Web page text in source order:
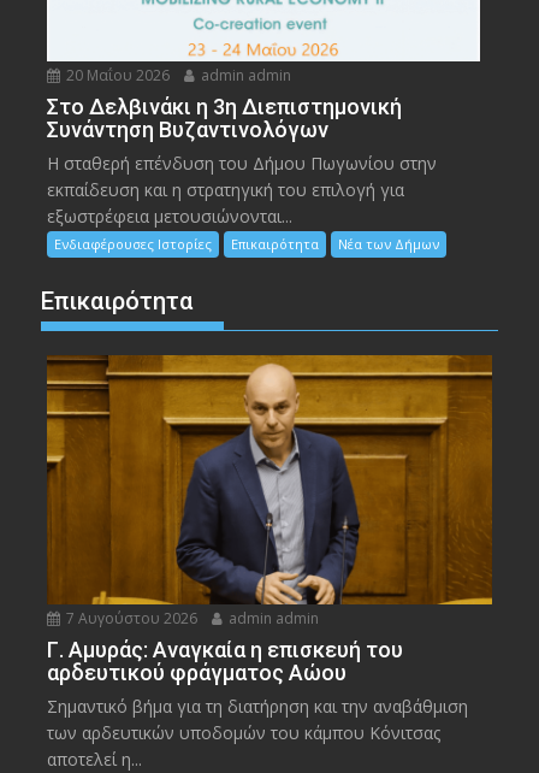
20 Μαΐου 2026 admin admin
Στο Δελβινάκι η 3η Διεπιστημονική
Συνάντηση Βυζαντινολόγων
Η σταθερή επένδυση του Δήμου Πωγωνίου στην
εκπαίδευση και η στρατηγική του επιλογή για
εξωστρέφεια μετουσιώνονται...
Ενδιαφέρουσες Ιστορίες Επικαιρότητα Νέα των Δήμων
Επικαιρότητα
7 Αυγούστου 2026 admin admin
Γ. Αμυράς: Αναγκαία η επισκευή του
αρδευτικού φράγματος Αώου
Σημαντικό βήμα για τη διατήρηση και την αναβάθμιση
των αρδευτικών υποδομών του κάμπου Κόνιτσας
αποτελεί η...